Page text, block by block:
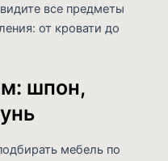
все предметы
от кровати до
шпон,
мебель по